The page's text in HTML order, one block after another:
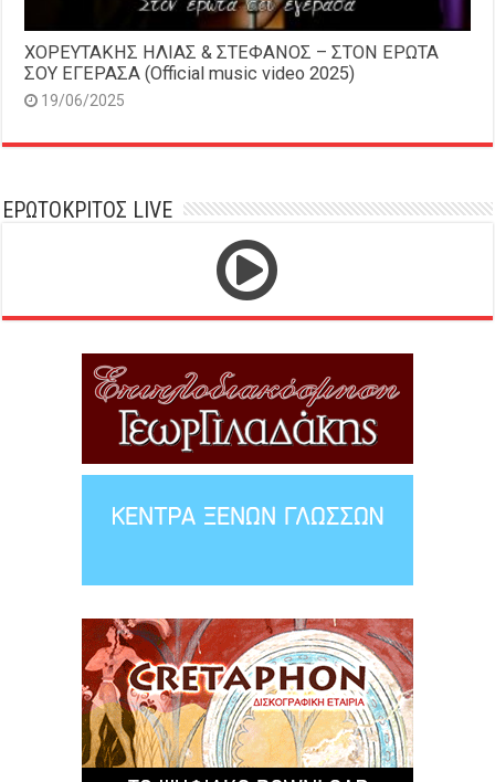
ΧΟΡΕΥΤΑΚΗΣ ΗΛΙΑΣ & ΣΤΕΦΑΝΟΣ – ΣΤΟΝ ΕΡΩΤΑ
ΣΟΥ ΕΓΕΡΑΣΑ (Official music video 2025)
19/06/2025
ΕΡΩΤΟΚΡΙΤΟΣ LIVE